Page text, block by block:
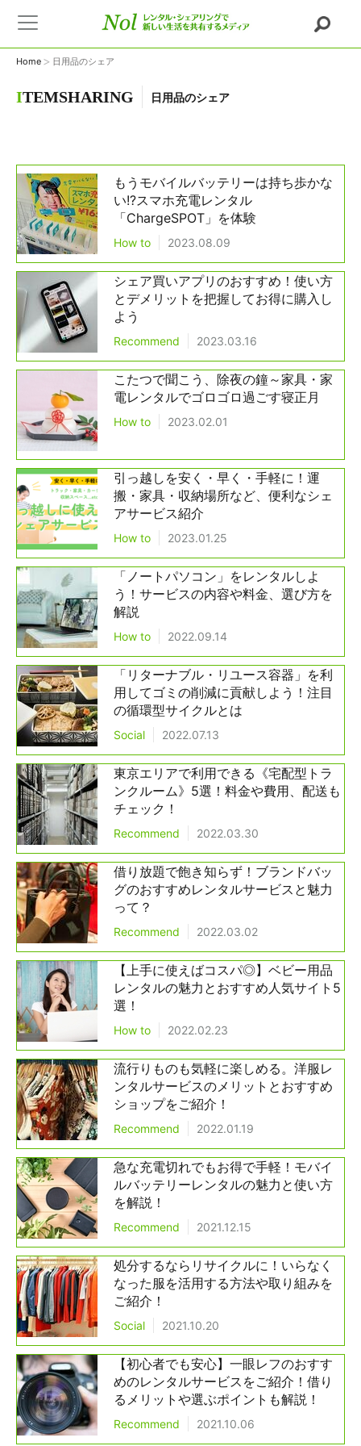
Home > 日用品のシェア
ITEMSHARING 日用品のシェア
もうモバイルバッテリーは持ち歩かな
い!?スマホ充電レンタル
「ChargeSPOT」を体験
How to 2023.08.09
シェア買いアプリのおすすめ！使い方
とデメリットを把握してお得に購入し
よう
Recommend 2023.03.16
こたつで聞こう、除夜の鐘～家具・家
電レンタルでゴロゴロ過ごす寝正月
How to 2023.02.01
引っ越しを安く・早く・手軽に！運
搬・家具・収納場所など、便利なシェ
アサービス紹介
How to 2023.01.25
「ノートパソコン」をレンタルしよ
う！サービスの内容や料金、選び方を
解説
How to 2022.09.14
「リターナブル・リユース容器」を利
用してゴミの削減に貢献しよう！注目
の循環型サイクルとは
Social 2022.07.13
東京エリアで利用できる《宅配型トラ
ンクルーム》5選！料金や費用、配送も
チェック！
Recommend 2022.03.30
借り放題で飽き知らず！ブランドバッ
グのおすすめレンタルサービスと魅力
って？
Recommend 2022.03.02
【上手に使えばコスパ◎】ベビー用品
レンタルの魅力とおすすめ人気サイト5
選！
How to 2022.02.23
流行りものも気軽に楽しめる。洋服レ
ンタルサービスのメリットとおすすめ
ショップをご紹介！
Recommend 2022.01.19
急な充電切れでもお得で手軽！モバイ
ルバッテリーレンタルの魅力と使い方
を解説！
Recommend 2021.12.15
処分するならリサイクルに！いらなく
なった服を活用する方法や取り組みを
ご紹介！
Social 2021.10.20
【初心者でも安心】一眼レフのおすす
めのレンタルサービスをご紹介！借り
るメリットや選ぶポイントも解説！
Recommend 2021.10.06